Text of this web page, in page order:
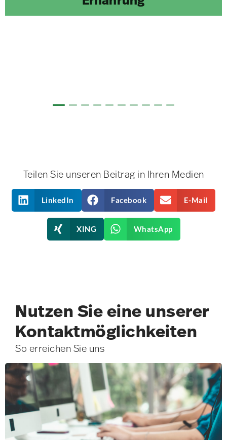
Teilen Sie unseren Beitrag in Ihren Medien
LinkedIn Facebook E-Mail
XING WhatsApp
Nutzen Sie eine unserer
Kontakt­möglichkeiten
So erreichen Sie uns